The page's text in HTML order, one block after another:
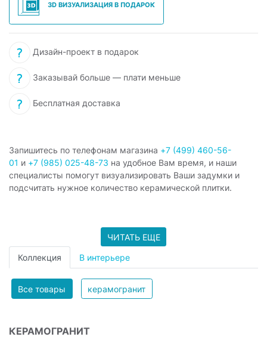
3D ВИЗУАЛИЗАЦИЯ В ПОДАРОК
Дизайн-проект в подарок
Заказывай больше — плати меньше
Бесплатная доставка
Запишитесь по телефонам магазина +7 (499) 460-56-
01 и +7 (985) 025-48-73 на удобное Вам время, и наши
специалисты помогут визуализировать Ваши задумки и
подсчитать нужное количество керамической плитки.
ЧИТАТЬ ЕЩЕ
Коллекция В интерьере
Все товары керамогранит
КЕРАМОГРАНИТ